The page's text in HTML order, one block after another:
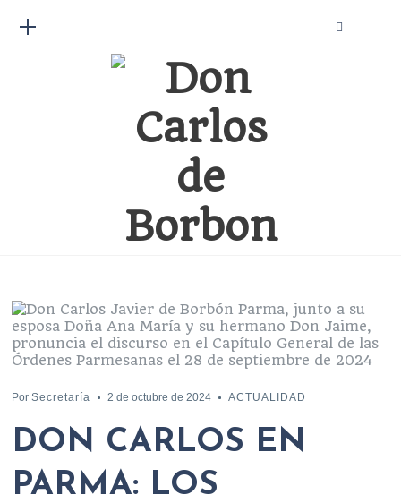
PorSecretaría 2 de octubre de 2024 ACTUALIDAD
DON CARLOS EN
PARMA: LOS